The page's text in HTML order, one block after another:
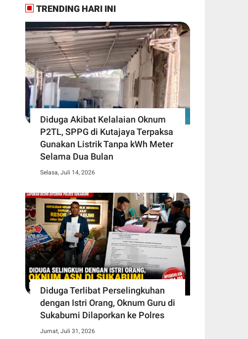
TRENDING HARI INI
Diduga Akibat Kelalaian Oknum
P2TL, SPPG di Kutajaya Terpaksa
Gunakan Listrik Tanpa kWh Meter
Selama Dua Bulan
Selasa, Juli 14, 2026
Diduga Terlibat Perselingkuhan
dengan Istri Orang, Oknum Guru di
Sukabumi Dilaporkan ke Polres
Jumat, Juli 31, 2026